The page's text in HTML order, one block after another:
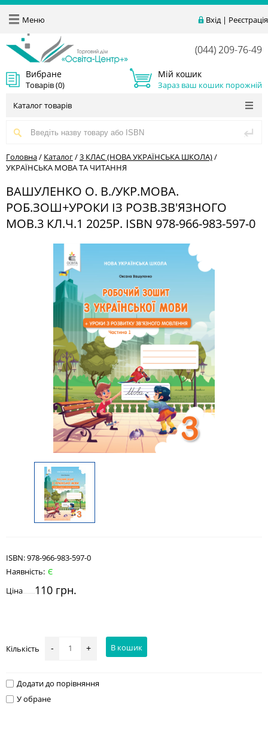
Вхід| Реєстрація
Меню
(044) 209-76-49
Вибране
Товарів (0)
Мій кошик
Зараз ваш кошик порожній
Каталог товарів
Головна/ Каталог/3 КЛАС (НОВА УКРАЇНСЬКА ШКОЛА)/
УКРАЇНСЬКА МОВА ТА ЧИТАННЯ
ВАШУЛЕНКО О. В./УКР.МОВА.
РОБ.ЗОШ+УРОКИ ІЗ РОЗВ.ЗВ'ЯЗНОГО
МОВ.3 КЛ.Ч.1 2025Р. ISBN 978-966-983-597-0
ISBN:978-966-983-597-0
Наявність: Є
Ціна
110 грн.
Кількість - + В кошик
Додати до порівняння
У обране